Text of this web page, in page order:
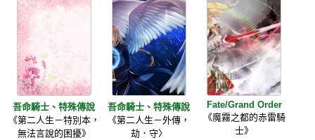
吾命騎士、特殊傳說
《第二人生－特別本，
無法言說的困擾》
吾命騎士、特殊傳說
《第二人生－外傳，
劫．守〉
Fate/Grand Order
《魔霧之都的赤雷騎
士》